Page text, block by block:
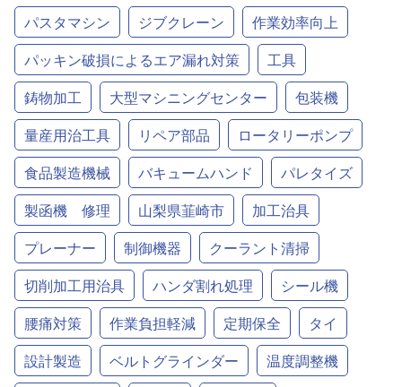
パスタマシン
ジブクレーン
作業効率向上
パッキン破損によるエア漏れ対策
工具
鋳物加工
大型マシニングセンター
包装機
量産用治工具
リペア部品
ロータリーポンプ
食品製造機械
バキュームハンド
パレタイズ
製函機 修理
山梨県韮崎市
加工治具
プレーナー
制御機器
クーラント清掃
切削加工用治具
ハンダ割れ処理
シール機
腰痛対策
作業負担軽減 定期保全
タイ
設計製造
ベルトグラインダー
温度調整機